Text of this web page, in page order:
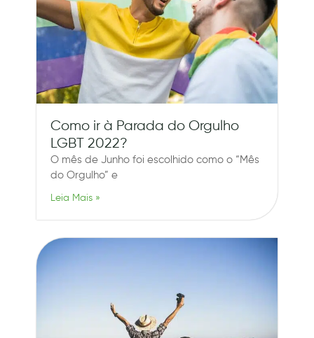
Como ir à Parada do Orgulho
LGBT 2022?
O mês de Junho foi escolhido como o “Mês
do Orgulho” e
Leia Mais »